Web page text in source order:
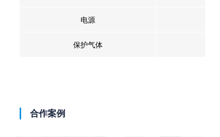
电源
保护气体
合作案例